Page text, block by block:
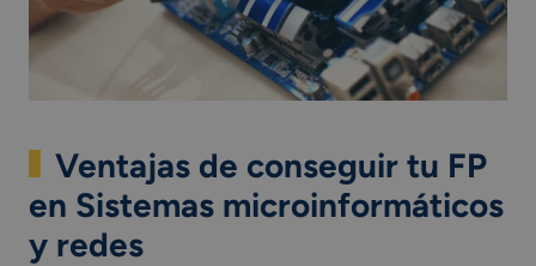
Ventajas de conseguir tu FP
en Sistemas microinformáticos
y redes